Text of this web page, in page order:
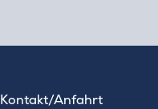
Kontakt/Anfahrt